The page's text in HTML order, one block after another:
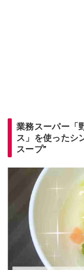
業務スーパー「
ス」を使ったシ
スープ”